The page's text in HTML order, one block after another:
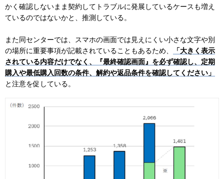
かく確認しないまま契約してトラブルに発展しているケースも増え
ているのではないかと、推測している。
また同センターでは、スマホの画面では見えにくい小さな文字や別
の場所に重要事項が記載されていることもあるため、
「大きく表示
されている内容だけでなく、『最終確認画面』を必ず確認し、定期
購入や最低購入回数の条件、解約や返品条件を確認してください」
と注意を促している。